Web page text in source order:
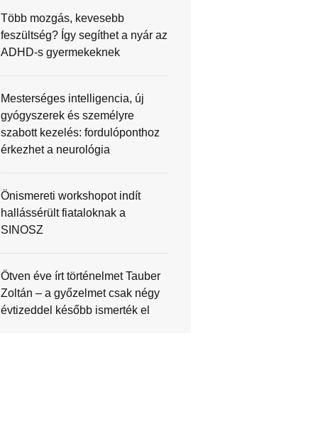
Több mozgás, kevesebb
feszültség? Így segíthet a nyár az
ADHD-s gyermekeknek
Mesterséges intelligencia, új
gyógyszerek és személyre
szabott kezelés: fordulóponthoz
érkezhet a neurológia
Önismereti workshopot indít
hallássérült fiataloknak a
SINOSZ
Ötven éve írt történelmet Tauber
Zoltán – a győzelmet csak négy
évtizeddel később ismerték el